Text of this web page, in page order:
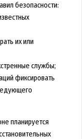
безопасности:
их или
службы;
фиксировать
планируется